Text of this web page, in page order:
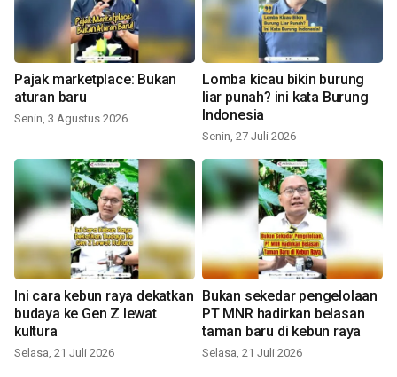
Pajak marketplace: Bukan
aturan baru
Senin, 3 Agustus 2026
Lomba kicau bikin burung
liar punah? ini kata Burung
Indonesia
Senin, 27 Juli 2026
Ini cara kebun raya dekatkan
budaya ke Gen Z lewat
kultura
Selasa, 21 Juli 2026
Bukan sekedar pengelolaan
PT MNR hadirkan belasan
taman baru di kebun raya
Selasa, 21 Juli 2026